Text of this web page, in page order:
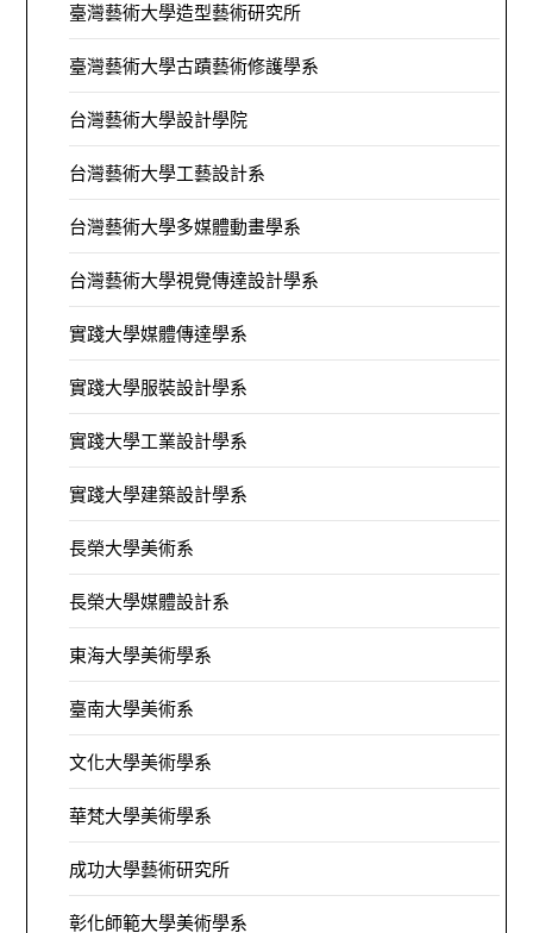
臺灣藝術大學造型藝術研究所
臺灣藝術大學古蹟藝術修護學系
台灣藝術大學設計學院
台灣藝術大學工藝設計系
台灣藝術大學多媒體動畫學系
台灣藝術大學視覺傳達設計學系
實踐大學媒體傳達學系
實踐大學服裝設計學系
實踐大學工業設計學系
實踐大學建築設計學系
長榮大學美術系
長榮大學媒體設計系
東海大學美術學系
臺南大學美術系
文化大學美術學系
華梵大學美術學系
成功大學藝術研究所
彰化師範大學美術學系